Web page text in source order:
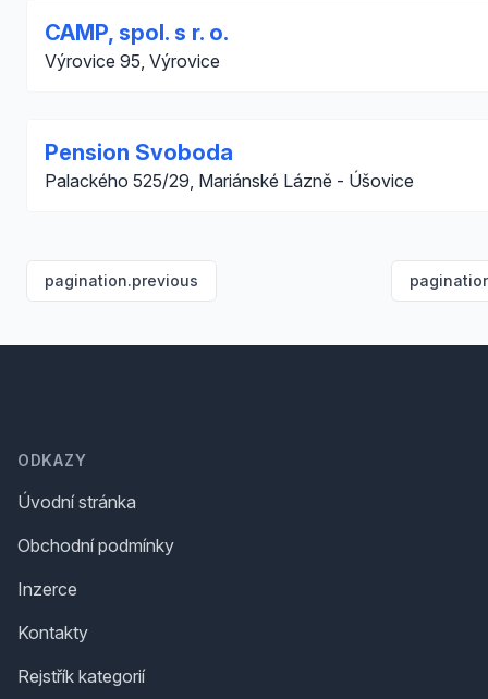
CAMP, spol. s r. o.
Výrovice 95, Výrovice
Pension Svoboda
Palackého 525/29, Mariánské Lázně - Úšovice
pagination.previous
ODKAZY
Úvodní stránka
Obchodní podmínky
Inzerce
Kontakty
Rejstřík kategorií